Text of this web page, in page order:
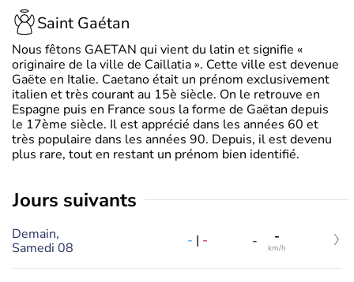
Saint Gaétan
Nous fêtons GAETAN qui vient du latin et signifie «
originaire de la ville de Caillatia ». Cette ville est devenue
Gaëte en Italie. Caetano était un prénom exclusivement
italien et très courant au 15è siècle. On le retrouve en
Espagne puis en France sous la forme de Gaëtan depuis
le 17ème siècle. Il est apprécié dans les années 60 et
très populaire dans les années 90. Depuis, il est devenu
plus rare, tout en restant un prénom bien identifié.
jours suivants
Demain,
Samedi 08
- | - - -
km/h